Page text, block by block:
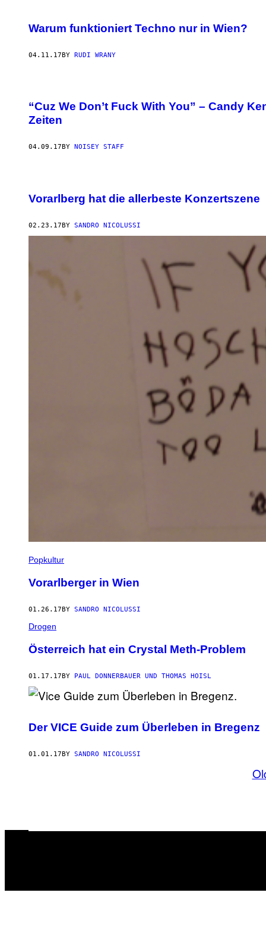
Warum funktioniert Techno nur in Wien?
04.11.17BY RUDI WRANY
“Cuz We Don’t Fuck With You” – Candy
Zeiten
04.09.17 BY NOISEY STAFF
Vorarlberg hat die allerbeste Konzertszene
02.23.17BY SANDRO NICOLUSSI
Popkultur
Vorarlberger in Wien
01.26.17BY SANDRO NICOLUSSI
Drogen
Österreich hat ein Crystal Meth-Problem
01.17.17BY PAUL DONNERBAUER UND THOMAS HOISL
Der VICE Guide zum Überleben in Bregenz
01.01.17BY SANDRO NICOLUSSI